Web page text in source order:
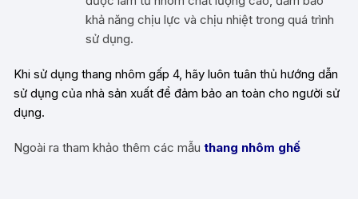
khả năng chịu lực và chịu nhiệt trong quá trình
sử dụng.
Khi sử dụng thang nhôm gấp 4, hãy luôn tuân thủ hướng dẫn
sử dụng của nhà sản xuất để đảm bảo an toàn cho người sử
dụng.
Ngoài ra tham khảo thêm các mẫuthang nhôm ghế